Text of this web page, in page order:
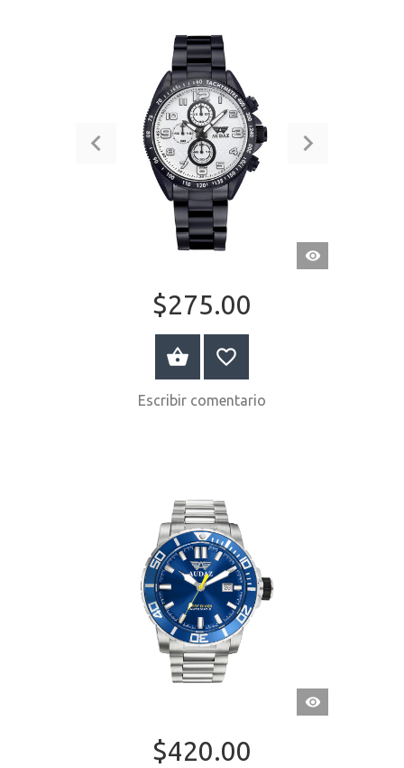
VISTA
RÁPIDA
$275.00
COMPRAR AHORA
Escribir comentario
VISTA
RÁPIDA
$420.00